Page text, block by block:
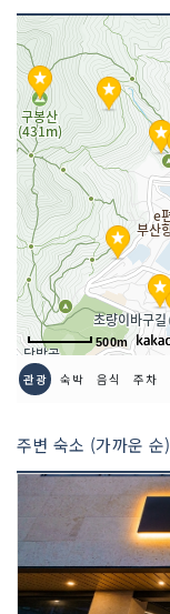
이용시간
500m
관광 숙박 음식 주차
주변 숙소 (가까운 순)